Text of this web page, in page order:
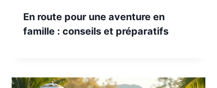
En route pour une aventure en
famille : conseils et préparatifs